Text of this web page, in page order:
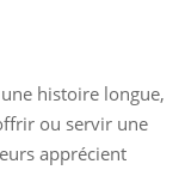
histoire longue,
ou servir une
apprécient